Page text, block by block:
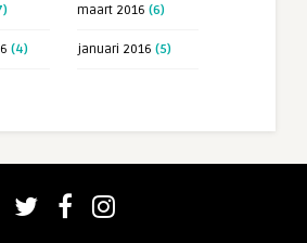
maart 2016 (6)
(4) januari 2016 (5)